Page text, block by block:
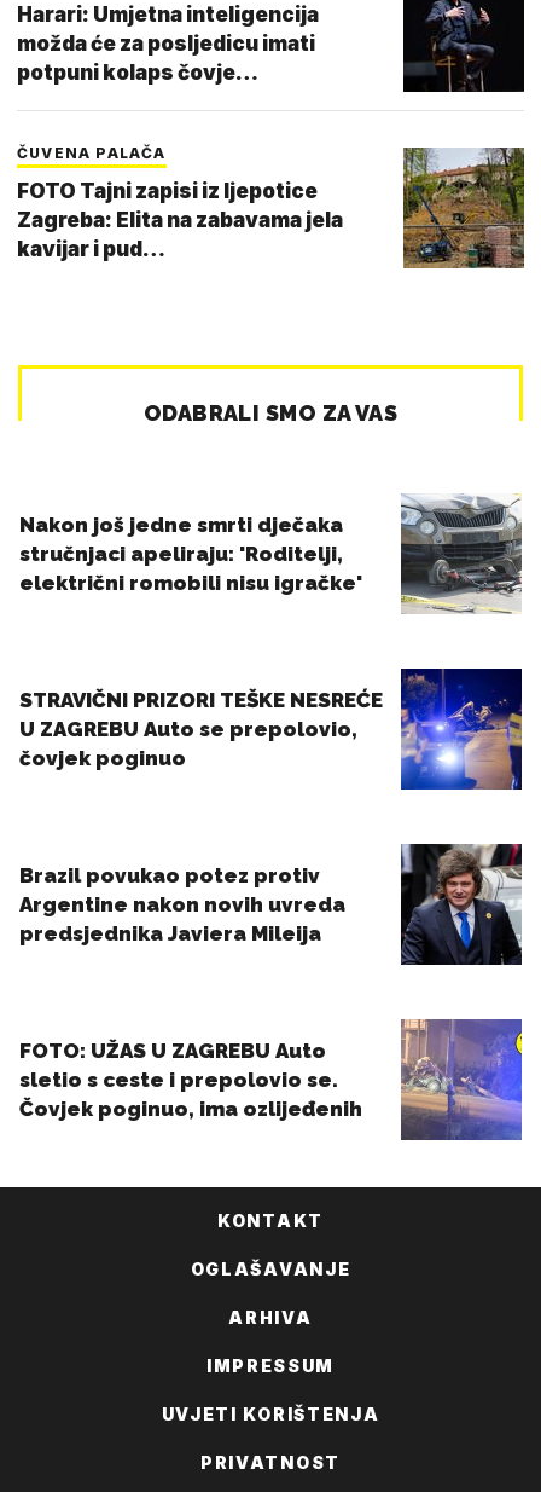
Harari: Umjetna inteligencija
možda će za posljedicu imati
potpuni kolaps čovje…
ČUVENA PALAČA
FOTO Tajni zapisi iz ljepotice
Zagreba: Elita na zabavama jela
kavijar i pud…
KONTAKT
OGLAŠAVANJE
ARHIVA
IMPRESSUM
UVJETI KORIŠTENJA
PRIVATNOST